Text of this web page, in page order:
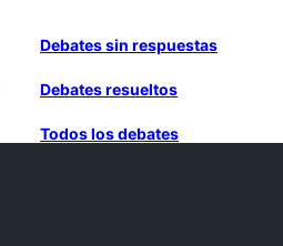
Debates sin respuestas
Debates resueltos
Todos los debates